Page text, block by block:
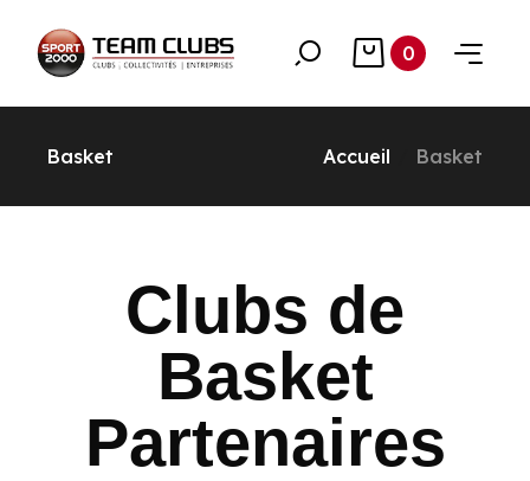
0
Basket Accueil Basket
Clubs de
Basket
Partenaires